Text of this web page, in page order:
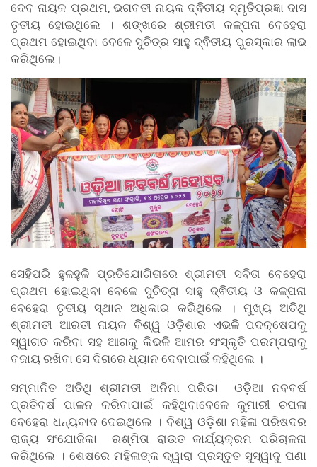
ଦେବ ନାୟକ ପ୍ରଥମ, ଭଗବତୀ ନାୟକ ଦ୍ଵିତୀୟ ସ୍ମୃତିପ୍ରଜ୍ଞା ଦାସ
ତୃତୀୟ ହୋଇଥିଲେ । ଶଙ୍ଖରେ ଶ୍ରୀମତୀ କଳ୍ପନା ବେହେରା
ପ୍ରଥମ ହୋଇଥିବା ବେଳେ ସୁଚିତ୍ର ସାହୁ ଦ୍ଵିତୀୟ ପୁରସ୍କାର ଲାଭ
କରିଥିଲେ।
ସେହିପରି ହୁଳହୁଳି ପ୍ରତିଯୋଗିତାରେ ଶ୍ରୀମତୀ ସବିତା ବେହେରା
ପ୍ରଥମ ହୋଇଥିବା ବେଳେ ସୁଚିତ୍ରା ସାହୁ ଦ୍ଵିତୀୟ ଓ କଳ୍ପନା
ବେହେରା ତୃତୀୟ ସ୍ଥାନ ଅଧିକାର କରିଥିଲେ । ମୁଖ୍ୟ ଅତିଥି
ଶ୍ରୀମତୀ ଆରତୀ ନାୟକ ବିଶ୍ୱ ଓଡ଼ିଶାର ଏଭଳି ପଦକ୍ଷେପକୁ
ସ୍ୱାଗତ କରିବା ସହ ଆଗକୁ କିଭଳି ଆମର ସଂସ୍କୃତି ପରମ୍ପରାକୁ
ବଜାୟ ରଖିବା ସେ ଦିଗରେ ଧ୍ୟାନ ଦେବାପାଇଁ କହିଥିଲେ ।
ସମ୍ମାନିତ ଅତିଥି ଶ୍ରୀମତୀ ଅନିମା ପରିଡା ଓଡ଼ିଆ ନବବର୍ଷ
ପ୍ରତିବର୍ଷ ପାଳନ କରିବାପାଇଁ କହିଥିବାବେଳେ କୁମାରୀ ଚପଳା
ବେହେରା ଧନ୍ୟବାଦ ଦେଇଥିଲେ । ବିଶ୍ୱ ଓଡ଼ିଶା ମହିଳା ପରିଷଦର
ରାଜ୍ୟ ସଂଯୋଜିକା ରଶ୍ମିତା ରାଉତ କାର୍ଯ୍ୟକ୍ରମ ପରିଚାଳନା
କରିଥିଲେ । ଶେଷରେ ମହିଳାଙ୍କ ଦ୍ୱାରା ପ୍ରସ୍ତୁତ ସୁସ୍ୱାଦୁ ପଣା